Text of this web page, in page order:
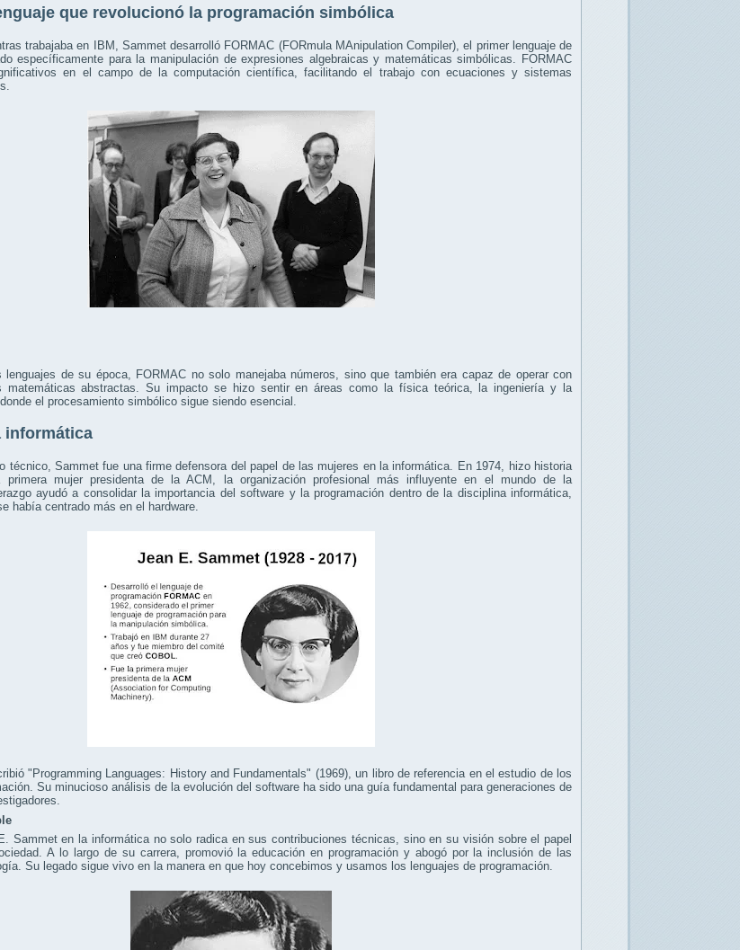
que revolucionó la programación simbólica
trabajaba en IBM, Sammet desarrolló FORMAC (FORmula MAnipulation Compiler), el primer lenguaje de
específicamente para la manipulación de expresiones algebraicas y matemáticas simbólicas. FORMAC
en el campo de la computación científica, facilitando el trabajo con ecuaciones y sistemas
lenguajes de su época, FORMAC no solo manejaba números, sino que también era capaz de operar con
matemáticas abstractas. Su impacto se hizo sentir en áreas como la física teórica, la ingeniería y la
el procesamiento simbólico sigue siendo esencial.
informática
técnico, Sammet fue una firme defensora del papel de las mujeres en la informática. En 1974, hizo historia
mujer presidenta de la ACM, la organización profesional más influyente en el mundo de la
ayudó a consolidar la importancia del software y la programación dentro de la disciplina informática,
había centrado más en el hardware.
"Programming Languages: History and Fundamentals" (1969), un libro de referencia en el estudio de los
Su minucioso análisis de la evolución del software ha sido una guía fundamental para generaciones de
Sammet en la informática no solo radica en sus contribuciones técnicas, sino en su visión sobre el papel
A lo largo de su carrera, promovió la educación en programación y abogó por la inclusión de las
Su legado sigue vivo en la manera en que hoy concebimos y usamos los lenguajes de programación.